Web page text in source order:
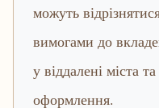
можуть
вимогами до
у віддалені міста
оформлення.